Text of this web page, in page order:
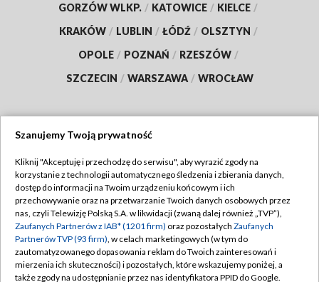
GORZÓW WLKP. / KATOWICE / KIELCE /
KRAKÓW / LUBLIN / ŁÓDŹ / OLSZTYN /
OPOLE / POZNAŃ / RZESZÓW /
SZCZECIN / WARSZAWA / WROCŁAW
TVP
Abonament TVP
Emisja w TVP
Centrum informacji TVP
Naziemna Telewizja Cyfrowa
Regulamin TVP
Polityka prywatności
Moje zgody
Pomoc
Szanujemy Twoją prywatność
Kliknij "Akceptuję i przechodzę do serwisu", aby wyrazić zgody na
korzystanie z technologii automatycznego śledzenia i zbierania danych,
dostęp do informacji na Twoim urządzeniu końcowym i ich
przechowywanie oraz na przetwarzanie Twoich danych osobowych przez
nas, czyli Telewizję Polską S.A. w likwidacji (zwaną dalej również „TVP”),
Zaufanych Partnerów z IAB* (1201 firm) oraz pozostałych Zaufanych
Partnerów TVP (93 firm), w celach marketingowych (w tym do
zautomatyzowanego dopasowania reklam do Twoich zainteresowań i
mierzenia ich skuteczności) i pozostałych, które wskazujemy poniżej, a
także zgody na udostępnianie przez nas identyfikatora PPID do Google.